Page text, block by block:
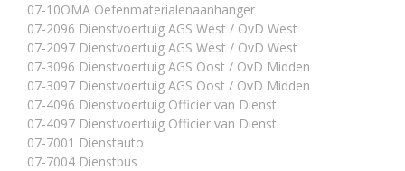
07-10OMA Oefenmaterialenaanhanger
07-2096 Dienstvoertuig AGS West / OvD West
07-2097 Dienstvoertuig AGS West / OvD West
07-3096 Dienstvoertuig AGS Oost / OvD Midden
07-3097 Dienstvoertuig AGS Oost / OvD Midden
07-4096 Dienstvoertuig Officier van Dienst
07-4097 Dienstvoertuig Officier van Dienst
07-7001 Dienstauto
07-7004 Dienstbus